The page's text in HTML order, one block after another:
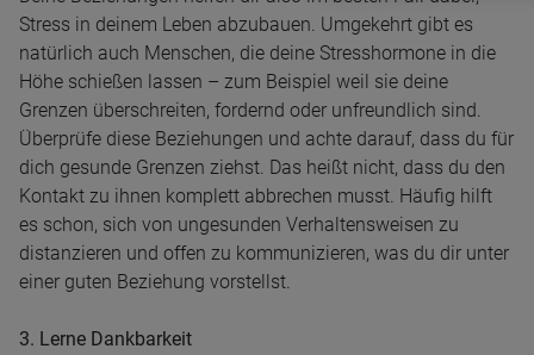
Stress in deinem Leben abzubauen. Umgekehrt gibt es
natürlich auch Menschen, die deine Stresshormone in die
Höhe schießen lassen – zum Beispiel weil sie deine
Grenzen überschreiten, fordernd oder unfreundlich sind.
Überprüfe diese Beziehungen und achte darauf, dass du für
dich gesunde Grenzen ziehst. Das heißt nicht, dass du den
Kontakt zu ihnen komplett abbrechen musst. Häufig hilft
es schon, sich von ungesunden Verhaltensweisen zu
distanzieren und offen zu kommunizieren, was du dir unter
einer guten Beziehung vorstellst.
3. Lerne Dankbarkeit